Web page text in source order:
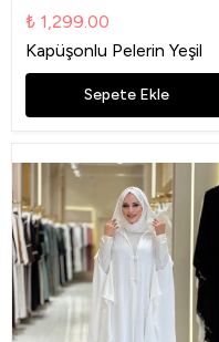
₺ 1,299.00
Kapüşonlu Pelerin Yeşil
Sepete Ekle